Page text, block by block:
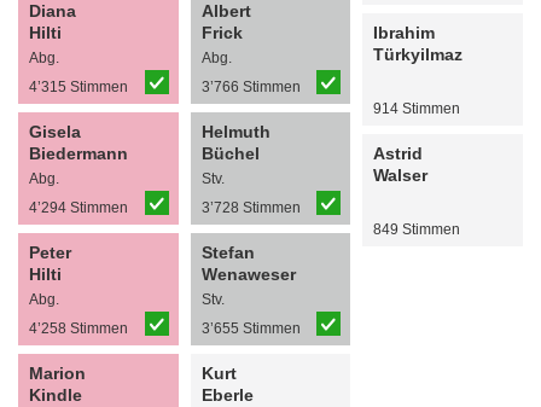
Diana
Hilti
Abg.
4’315 Stimmen
Gisela
Biedermann
Abg.
4’294 Stimmen
Peter
Hilti
Abg.
4’258 Stimmen
Marion
Kindle
Albert
Frick
Abg.
3’766 Stimmen
Helmuth
Büchel
Stv.
3’728 Stimmen
Stefan
Wenaweser
Stv.
3’655 Stimmen
Kurt
Eberle
Ibrahim
Türkyilmaz
914 Stimmen
Astrid
Walser
849 Stimmen